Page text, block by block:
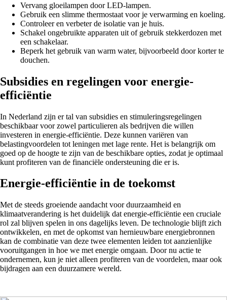
Vervang gloeilampen door LED-lampen.
Gebruik een slimme thermostaat voor je verwarming en koeling.
Controleer en verbeter de isolatie van je huis.
Schakel ongebruikte apparaten uit of gebruik stekkerdozen met
een schakelaar.
Beperk het gebruik van warm water, bijvoorbeeld door korter te
douchen.
Subsidies en regelingen voor energie-
efficiëntie
In Nederland zijn er tal van subsidies en stimuleringsregelingen
beschikbaar voor zowel particulieren als bedrijven die willen
investeren in energie-efficiëntie. Deze kunnen variëren van
belastingvoordelen tot leningen met lage rente. Het is belangrijk om
goed op de hoogte te zijn van de beschikbare opties, zodat je optimaal
kunt profiteren van de financiële ondersteuning die er is.
Energie-efficiëntie in de toekomst
Met de steeds groeiende aandacht voor duurzaamheid en
klimaatverandering is het duidelijk dat energie-efficiëntie een cruciale
rol zal blijven spelen in ons dagelijks leven. De technologie blijft zich
ontwikkelen, en met de opkomst van hernieuwbare energiebronnen
kan de combinatie van deze twee elementen leiden tot aanzienlijke
vooruitgangen in hoe we met energie omgaan. Door nu actie te
ondernemen, kun je niet alleen profiteren van de voordelen, maar ook
bijdragen aan een duurzamere wereld.